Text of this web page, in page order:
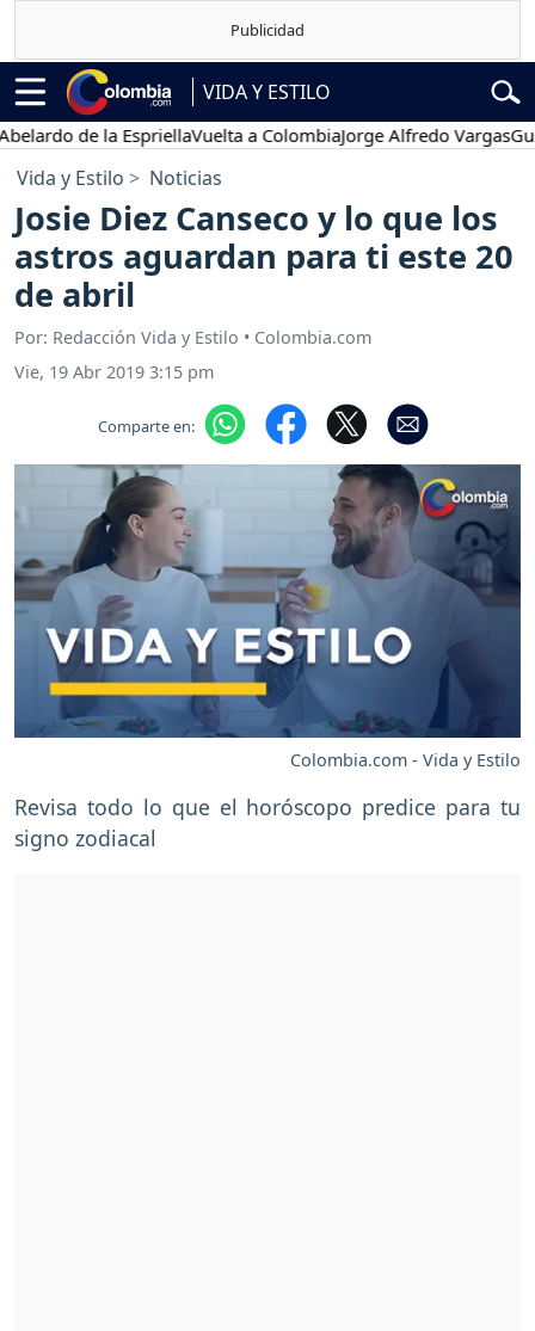
VIDA Y ESTILO
de la EspriellaVuelta a ColombiaJorge Alfredo VargasGustavo
Vida y Estilo Noticias
Josie Diez Canseco y lo que los
astros aguardan para ti este 20
de abril
Por: Redacción Vida y Estilo • Colombia.com
Vie, 19 Abr 2019 3:15 pm
Comparte en:
Colombia.com - Vida y Estilo
Revisa todo lo que el horóscopo predice para tu
signo zodiacal